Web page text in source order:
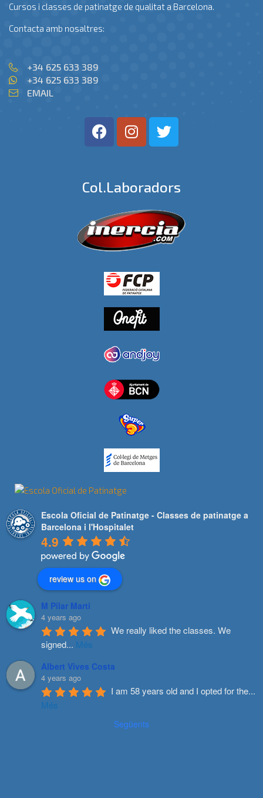
Cursos i classes de patinatge de qualitat a Barcelona.
Contacta amb nosaltres:
+34 625 633 389
+34 625 633 389
EMAIL
Col.laboradors
Escola Oficial de Patinatge - Classes de patinatge a
Barcelona i l'Hospitalet
4.9
review us on
M Pilar Marti
4 years ago
We really liked the classes. We
signed... Més
Albert Vives Costa
4 years ago
I am 58 years old and I opted for the...
Més
Següents